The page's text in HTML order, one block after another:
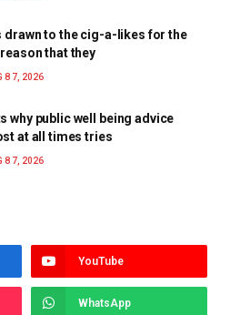
drawn to the cig-a-likes for the
that they
8 7, 2026
why public well being advice
at all times tries
8 7, 2026
YouTube
WhatsApp